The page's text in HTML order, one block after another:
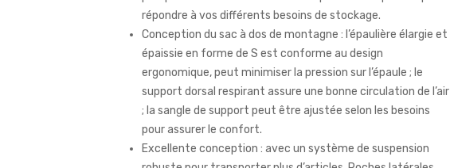
répondre à vos différents besoins de stockage.
Conception du sac à dos de montagne : l’épaulière élargie et
épaissie en forme de S est conforme au design
ergonomique, peut minimiser la pression sur l’épaule ; le
support dorsal respirant assure une bonne circulation de l’air
; la sangle de support peut être ajustée selon les besoins
pour assurer le confort.
Excellente conception : avec un système de suspension